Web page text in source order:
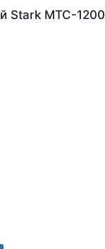
Stark MTC-1200